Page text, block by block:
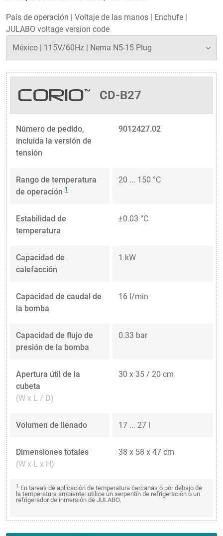
País de operación | Voltaje de las manos | Enchufe |
JULABO voltage version code
CD-B27
Número de pedido,
incluida la versión de
tensión
9012427.02
Rango de temperatura
de operación 1
20 ... 150 °C
Estabilidad de
temperatura
±0.03 °C
Capacidad de
calefacción
1 kW
Capacidad de caudal de
la bomba
16 l/min
Capacidad de flujo de
presión de la bomba
0.33 bar
Apertura útil de la
cubeta
(W x L / D)
30 x 35 / 20 cm
Volumen de llenado 17 ... 27 l
Dimensiones totales
(W x L x H)
38 x 58 x 47 cm
1
En tareas de aplicación de temperatura cercanas o por debajo de
la temperatura ambiente: utilice un serpentín de refrigeración o un
refrigerador de inmersión de JULABO.